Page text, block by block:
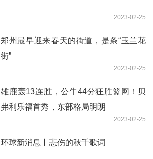
2023-02-25
郑州最早迎来春天的街道，是条“玉兰花
街”
2023-02-25
雄鹿轰13连胜，公牛44分狂胜篮网！贝
弗利乐福首秀，东部格局明朗
2023-02-25
环球新消息丨悲伤的秋千歌词